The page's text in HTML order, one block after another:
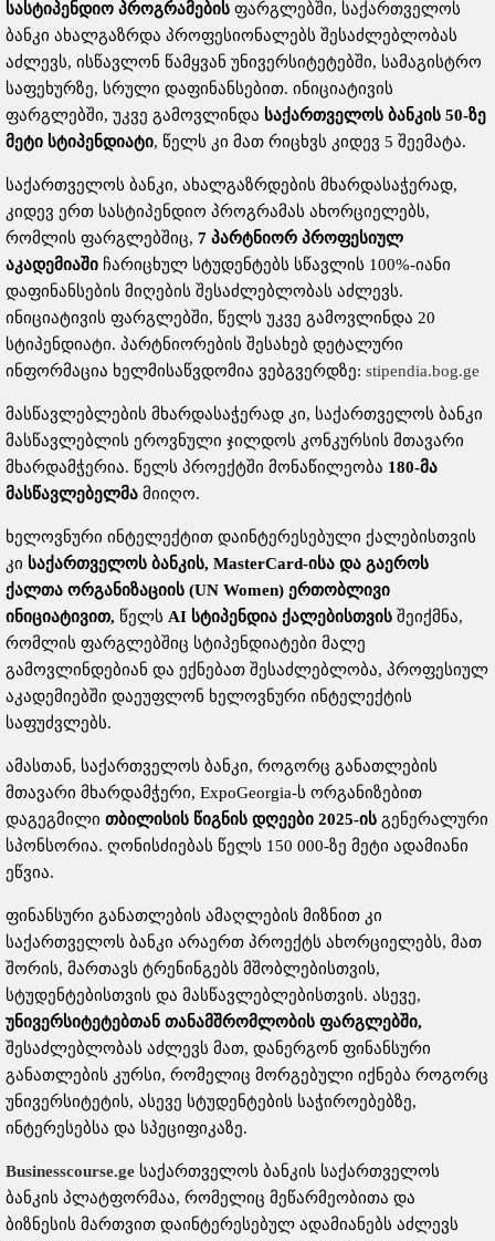
სასტიპენდიო პროგრამების ფარგლებში, საქართველოს
ბანკი ახალგაზრდა პროფესიონალებს შესაძლებლობას
აძლევს, ისწავლონ წამყვან უნივერსიტეტებში, სამაგისტრო
საფეხურზე, სრული დაფინანსებით. ინიციატივის
ფარგლებში, უკვე გამოვლინდა საქართველოს ბანკის 50-ზე
მეტი სტიპენდიატი, წელს კი მათ რიცხვს კიდევ 5 შეემატა.
საქართველოს ბანკი, ახალგაზრდების მხარდასაჭერად,
კიდევ ერთ სასტიპენდიო პროგრამას ახორციელებს,
რომლის ფარგლებშიც, 7 პარტნიორ პროფესიულ
აკადემიაში ჩარიცხულ სტუდენტებს სწავლის 100%-იანი
დაფინანსების მიღების შესაძლებლობას აძლევს.
ინიციატივის ფარგლებში, წელს უკვე გამოვლინდა 20
სტიპენდიატი. პარტნიორების შესახებ დეტალური
ინფორმაცია ხელმისაწვდომია ვებგვერდზე: stipendia.bog.ge
მასწავლებლების მხარდასაჭერად კი, საქართველოს ბანკი
მასწავლებლის ეროვნული ჯილდოს კონკურსის მთავარი
მხარდამჭერია. წელს პროექტში მონაწილეობა 180-მა
მასწავლებელმა მიიღო.
ხელოვნური ინტელექტით დაინტერესებული ქალებისთვის
კი საქართველოს ბანკის, MasterCard-ისა და გაეროს
ქალთა ორგანიზაციის (UN Women) ერთობლივი
ინიციატივით, წელს AI სტიპენდია ქალებისთვის შეიქმნა,
რომლის ფარგლებშიც სტიპენდიატები მალე
გამოვლინდებიან და ექნებათ შესაძლებლობა, პროფესიულ
აკადემიებში დაეუფლონ ხელოვნური ინტელექტის
საფუძვლებს.
ამასთან, საქართველოს ბანკი, როგორც განათლების
მთავარი მხარდამჭერი, ExpoGeorgia-ს ორგანიზებით
დაგეგმილი თბილისის წიგნის დღეები 2025-ის გენერალური
სპონსორია. ღონისძიებას წელს 150 000-ზე მეტი ადამიანი
ეწვია.
ფინანსური განათლების ამაღლების მიზნით კი
საქართველოს ბანკი არაერთ პროექტს ახორციელებს, მათ
შორის, მართავს ტრენინგებს მშობლებისთვის,
სტუდენტებისთვის და მასწავლებლებისთვის. ასევე,
უნივერსიტეტებთან თანამშრომლობის ფარგლებში,
შესაძლებლობას აძლევს მათ, დანერგონ ფინანსური
განათლების კურსი, რომელიც მორგებული იქნება როგორც
უნივერსიტეტის, ასევე სტუდენტების საჭიროებებზე,
ინტერესებსა და სპეციფიკაზე.
Businesscourse.ge საქართველოს ბანკის საქართველოს
ბანკის პლატფორმაა, რომელიც მეწარმეობითა და
ბიზნესის მართვით დაინტერესებულ ადამიანებს აძლევს